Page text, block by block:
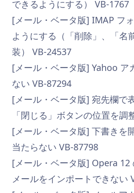
できるようにする） VB-1767
[メール・ベータ版] IMAP フ
ようにする（「削除」、「名
装） VB-24537
[メール・ベータ版] Yahoo ア
ない VB-87294
[メール・ベータ版] 宛先欄で
「閉じる」ボタンの位置を調
[メール・ベータ版] 下書きを
当たらない VB-87798
[メール・ベータ版] Opera 12
メールをインポートできない